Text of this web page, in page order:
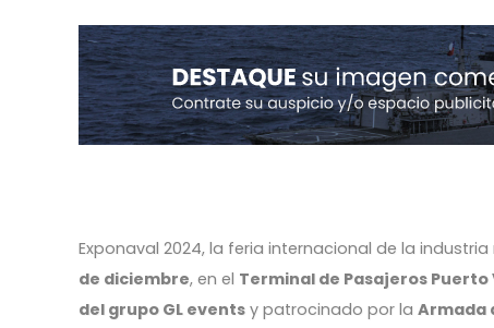
Exponaval 2024, la feria internacional de la
de diciembre, en el Terminal de Pasajeros
del grupo GL events y patrocinado por la Armada